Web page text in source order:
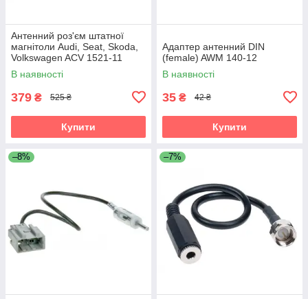
Антенний роз'єм штатної
магнітоли Audi, Seat, Skoda,
Volkswagen ACV 1521-11
В наявності
379 ₴ 525 ₴
Купити
Адаптер антенний DIN
(female) AWM 140-12
В наявності
35 ₴ 42 ₴
Купити
–8% –7%